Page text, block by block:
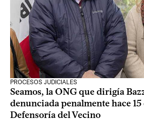
PROCESOS JUDICIALES
Seamos, la ONG que dirigía
denunciada penalmente hace
Defensoría del Vecino